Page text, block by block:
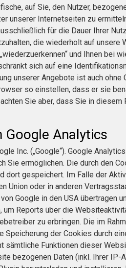
auf Sie, den Nutzer,
unserer Internetseiten zu
für die Dauer Ihrer
die wiederholt auf
und Ihnen
sich auf eine
unserer Angebote ist auch
so einstellen, dass er sie
Sie aber, dass Sie in
Google Analytics
Inc. („Google“). Google
ermöglichen. Die durch den
dort gespeichert. Im Falle der
Union oder in anderen
Google in den USA
Reports über die
zu erbringen. Die im
der Cookies durch
Funktionen dieser
bezogenen Daten (inkl. Ihrer